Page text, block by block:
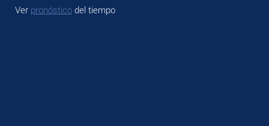
Ver pronóstico del tiempo